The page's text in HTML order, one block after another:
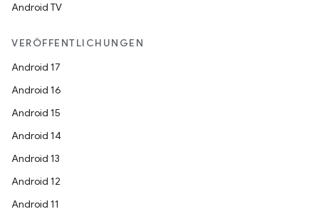
Android TV
VERÖFFENTLICHUNGEN
Android 17
Android 16
Android 15
Android 14
Android 13
Android 12
Android 11